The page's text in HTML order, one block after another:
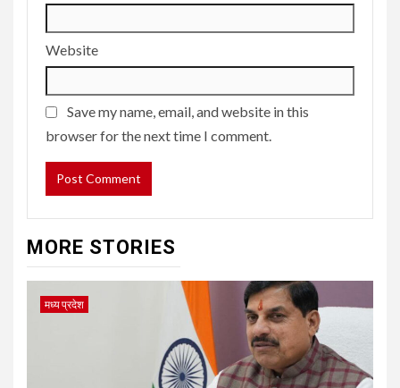
Website
Save my name, email, and website in this
browser for the next time I comment.
MORE STORIES
मध्य प्रदेश